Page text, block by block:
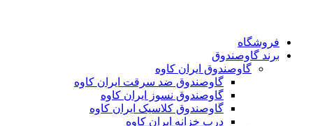
فروشگاه
برند گاوصندوق
گاوصندوق ایران کاوه
گاوصندوق ضد سرقت ایران کاوه
گاوصندوق نسوز ایران کاوه
گاوصندوق کلاسیک ایران کاوه
درب خزانه ایران کاوه